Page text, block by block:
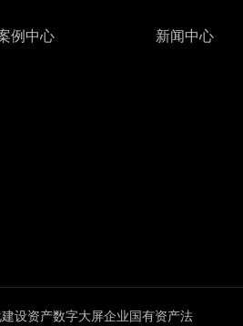
例中心 新闻中心
设资产数字大屏企业国有资产法